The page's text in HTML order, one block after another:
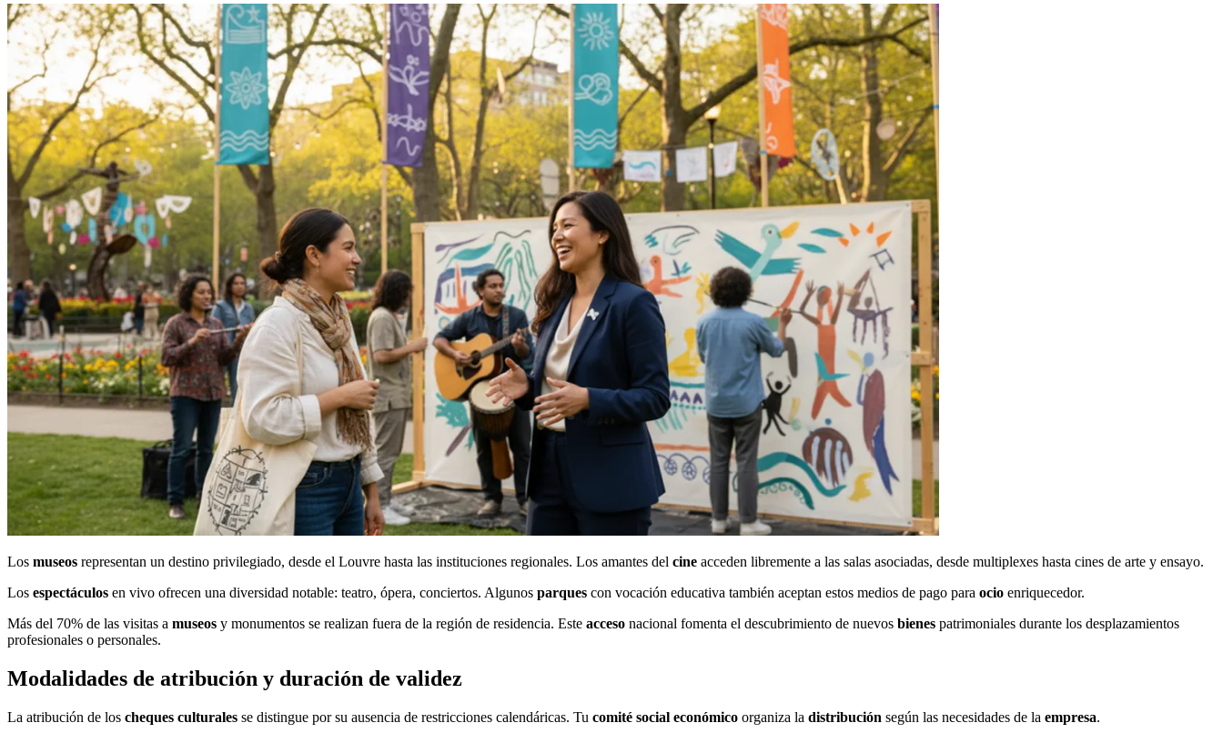
Los museos representan un destino privilegiado, desde el Louvre hasta las instituciones regionales. Los amantes del cine acceden libremente a las salas asociadas, desde multiplexes hasta cines de arte y ensayo.
Los espectáculos en vivo ofrecen una diversidad notable: teatro, ópera, conciertos. Algunos parques con vocación educativa también aceptan estos medios de pago para ocio enriquecedor.
Más del 70% de las visitas a museos y monumentos se realizan fuera de la región de residencia. Este acceso nacional fomenta el descubrimiento de nuevos bienes patrimoniales durante los desplazamientos
profesionales o personales.
Modalidades de atribución y duración de validez
La atribución de los cheques culturales se distingue por su ausencia de restricciones calendáricas. Tu comité social económico organiza la distribución según las necesidades de la empresa.